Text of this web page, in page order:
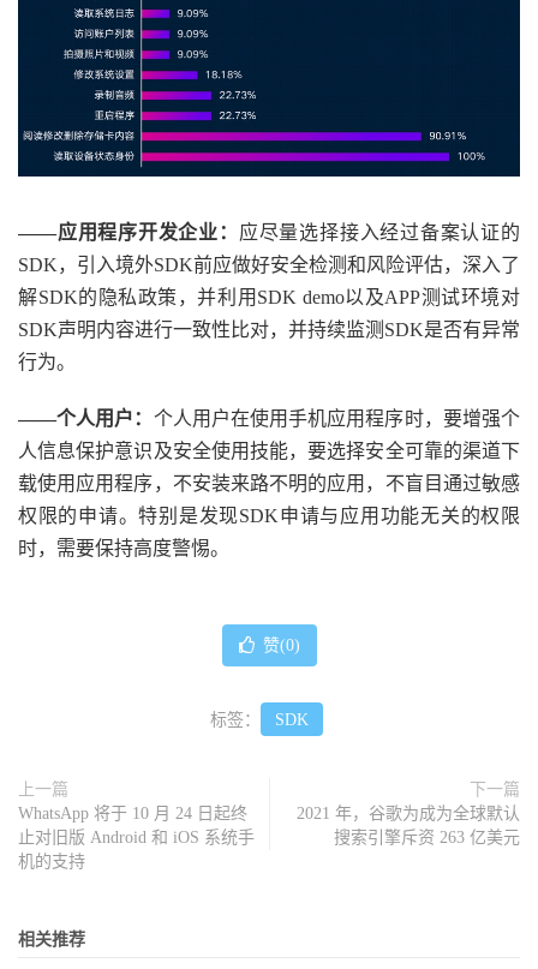
——应用程序开发企业： 应尽量选择接入经过备案认证的
SDK，引入境外SDK前应做好安全检测和风险评估，深入了
解SDK的隐私政策，并利用SDK demo以及APP测试环境对
SDK声明内容进行一致性比对，并持续监测SDK是否有异常
行为。
——个人用户： 个人用户在使用手机应用程序时，要增强个
人信息保护意识及安全使用技能，要选择安全可靠的渠道下
载使用应用程序，不安装来路不明的应用，不盲目通过敏感
权限的申请。特别是发现SDK申请与应用功能无关的权限
时，需要保持高度警惕。
赞(0)
标签： SDK
上一篇
WhatsApp 将于 10 月 24 日起终
止对旧版 Android 和 iOS 系统手
机的支持
下一篇
2021 年，谷歌为成为全球默认
搜索引擎斥资 263 亿美元
相关推荐